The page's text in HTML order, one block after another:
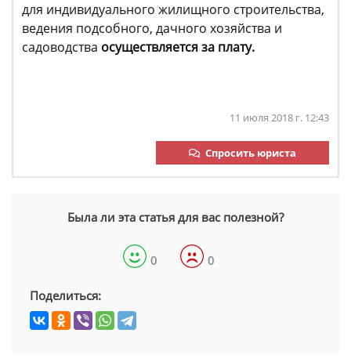
для индивидуального жилищного строительства,
ведения подсобного, дачного хозяйства и
садоводства осуществляется за плату.
11 июля 2018 г. 12:43
Спросить юриста
Была ли эта статья для вас полезной?
0 0
Поделиться: